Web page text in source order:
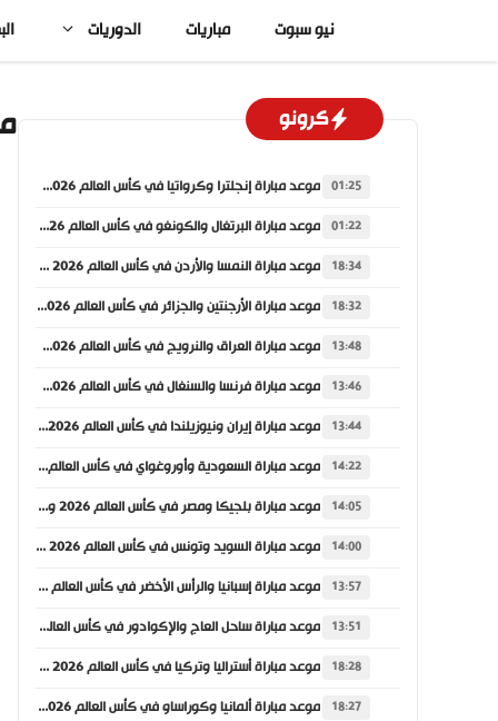
المحتوى
نيو سبوت مباريات الدوريات
كرونو
01:25 موعد مباراة إنجلترا وكرواتيا في كأس العالم 2026 والقنوات الناقلة
01:22 موعد مباراة البرتغال والكونغو في كأس العالم 2026 والقنوات الناقلة
18:34 موعد مباراة النمسا والأردن في كأس العالم 2026 والقنوات الناقلة
18:32 موعد مباراة الأرجنتين والجزائر في كأس العالم 2026 والقنوات الناقلة
13:48 موعد مباراة العراق والنرويج في كأس العالم 2026 والقنوات الناقلة
13:46 موعد مباراة فرنسا والسنغال في كأس العالم 2026 والقنوات الناقلة
13:44 موعد مباراة إيران ونيوزيلندا في كأس العالم 2026 والقنوات الناقلة
14:22 موعد مباراة السعودية وأوروغواي في كأس العالم 2026 والقنوات الناقلة
14:05 موعد مباراة بلجيكا ومصر في كأس العالم 2026 والقنوات الناقلة
14:00 موعد مباراة السويد وتونس في كأس العالم 2026 والقنوات الناقلة
13:57 موعد مباراة إسبانيا والرأس الأخضر في كأس العالم 2026 والقنوات الناقلة
13:51 موعد مباراة ساحل العاج والإكوادور في كأس العالم 2026 والقنوات الناقلة
18:28 موعد مباراة أستراليا وتركيا في كأس العالم 2026 والقنوات الناقلة
18:27 موعد مباراة ألمانيا وكوراساو في كأس العالم 2026 والقنوات الناقلة